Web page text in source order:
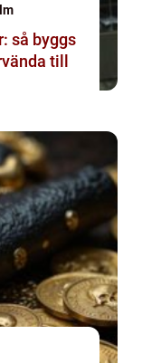
så byggs
till